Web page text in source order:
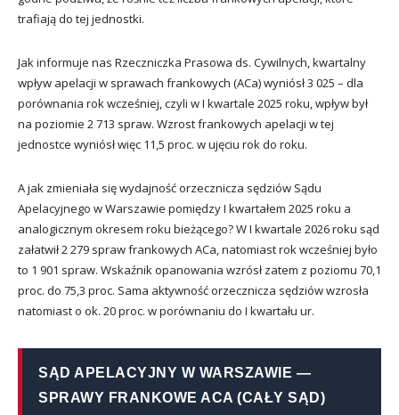
trafiają do tej jednostki.
Jak informuje nas Rzeczniczka Prasowa ds. Cywilnych, kwartalny
wpływ apelacji w sprawach frankowych (ACa) wyniósł 3 025 – dla
porównania rok wcześniej, czyli w I kwartale 2025 roku, wpływ był
na poziomie 2 713 spraw. Wzrost frankowych apelacji w tej
jednostce wyniósł więc 11,5 proc. w ujęciu rok do roku.
A jak zmieniała się wydajność orzecznicza sędziów Sądu
Apelacyjnego w Warszawie pomiędzy I kwartałem 2025 roku a
analogicznym okresem roku bieżącego? W I kwartale 2026 roku sąd
załatwił 2 279 spraw frankowych ACa, natomiast rok wcześniej było
to 1 901 spraw. Wskaźnik opanowania wzrósł zatem z poziomu 70,1
proc. do 75,3 proc. Sama aktywność orzecznicza sędziów wzrosła
natomiast o ok. 20 proc. w porównaniu do I kwartału ur.
SĄD APELACYJNY W WARSZAWIE —
SPRAWY FRANKOWE ACA (CAŁY SĄD)